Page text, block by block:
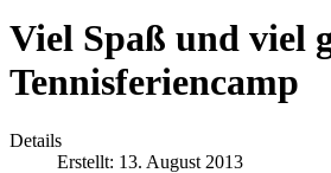
Viel Spaß und viel
Tennisferiencamp
Details
Erstellt: 13. August 2013